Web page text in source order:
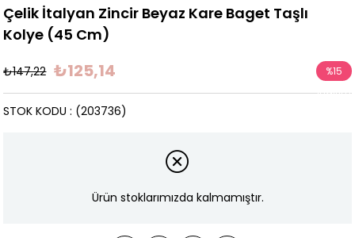
Çelik İtalyan Zincir Beyaz Kare Baget Taşlı
Kolye (45 Cm)
₺147,22 ₺125,14 %15
İndirim
(203736)
STOK KODU
Ürün stoklarımızda kalmamıştır.